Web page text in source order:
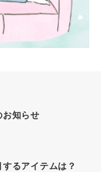
お知らせ
るアイテムは？